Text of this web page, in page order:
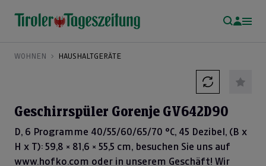
WOHNEN HAUSHALTGERÄTE
Geschirrspüler Gorenje GV642D90
D, 6 Programme 40/55/60/65/70 °C, 45 Dezibel, (B x
H x T): 59,8 × 81,6 × 55,5 cm, besuchen Sie uns auf
www.hofko.com oder in unserem Geschäft! Wir